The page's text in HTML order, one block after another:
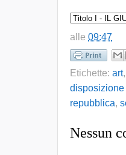
alle 09:47
Etichette: art,
repubblica,
Nessun